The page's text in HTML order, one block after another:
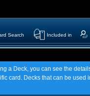
Search Included in
a Deck, you can see the
card. Decks that can be